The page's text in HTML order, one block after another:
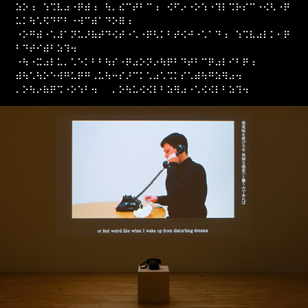
⠵⠕⠰⠀⠱⠩⠧⠴⠐⠟⠾⠰⠀⠳⠄⠮⠉⠞⠃⠉⠰⠀⠪⠋⠔⠐⠕⠱⠐⠹⠇⠩⠗⠎⠉⠐⠪⠣⠐⠟
⠥⠅⠳⠡⠫⠙⠋⠃⠐⠺⠉⠾⠁⠙⠕⠿⠰⠀
⠐⠕⠛⠾⠐⠡⠼⠁⠝⠥⠜⠷⠞⠙⠪⠞⠐⠡⠐⠟⠣⠅⠃⠞⠪⠚⠐⠡⠁⠙⠰⠀⠱⠩⠧⠴⠇⠅⠂⠟
⠃⠙⠞⠊⠾⠃⠵⠹⠲⠀⠀
⠐⠳⠐⠭⠴⠇⠥⠄⠡⠑⠅⠃⠃⠳⠎⠐⠟⠴⠕⠝⠔⠳⠟⠃⠙⠞⠃⠉⠟⠴⠇⠊⠃⠟⠰⠀
⠾⠳⠡⠳⠕⠑⠺⠛⠥⠟⠛⠠⠥⠳⠒⠎⠜⠉⠅⠡⠴⠡⠩⠅⠎⠡⠾⠳⠛⠵⠻⠴⠲
⠄⠕⠳⠔⠷⠟⠩⠐⠕⠱⠃⠲⠀⠀⠄⠕⠳⠥⠪⠪⠇⠃⠵⠻⠴⠐⠡⠪⠪⠇⠃⠵⠹⠲